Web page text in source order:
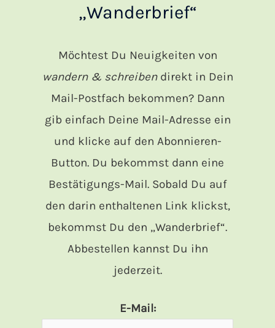
„Wanderbrief“
Möchtest Du Neuigkeiten von
wandern & schreibendirekt in Dein
Mail-Postfach bekommen? Dann
gib einfach Deine Mail-Adresse ein
und klicke auf den Abonnieren-
Button. Du bekommst dann eine
Bestätigungs-Mail. Sobald Du auf
den darin enthaltenen Link klickst,
bekommst Du den „Wanderbrief“.
Abbestellen kannst Du ihn
jederzeit.
E-Mail: